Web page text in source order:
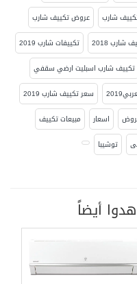
شارب
عروض تكييف شارب
شارب 2018
تكييفات شارب 2019
تكييف شارب اسبليت ارضي سقفي
سعر تكييف شارب 2019
اسعار
مبيعات تكييف
توشيبا
أيضاً